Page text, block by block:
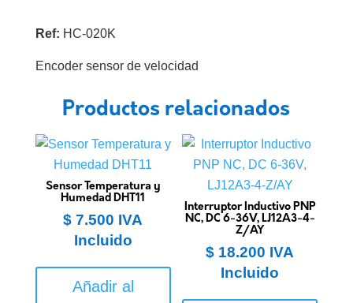
Ref: HC-020K
Encoder sensor de velocidad
Productos relacionados
Sensor Temperatura y
Humedad DHT11
$ 7.500 IVA
Incluido
Añadir al
Interruptor Inductivo PNP
NC, DC 6-36V, LJ12A3-4-
Z/AY
$ 18.200 IVA
Incluido